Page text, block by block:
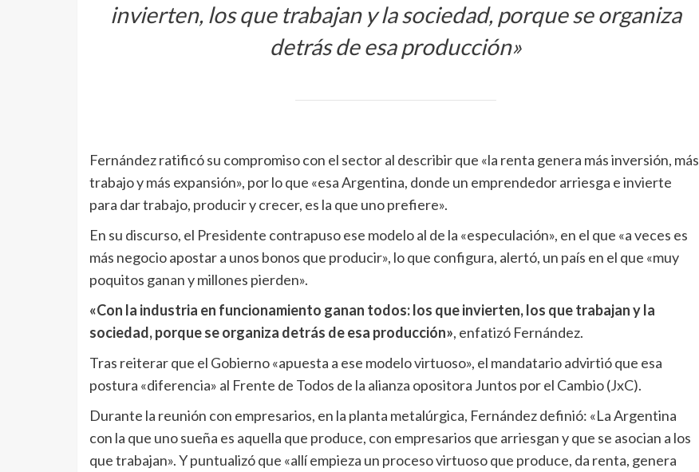
invierten, los que trabajan y la sociedad, porque se organiza
detrás de esa producción»
Fernández ratificó su compromiso con el sector al describir que «la renta genera más inversión, más
trabajo y más expansión», por lo que «esa Argentina, donde un emprendedor arriesga e invierte
para dar trabajo, producir y crecer, es la que uno prefiere».
En su discurso, el Presidente contrapuso ese modelo al de la «especulación», en el que «a veces es
más negocio apostar a unos bonos que producir», lo que configura, alertó, un país en el que «muy
poquitos ganan y millones pierden».
«Con la industria en funcionamiento ganan todos: los que invierten, los que trabajan y la
sociedad, porque se organiza detrás de esa producción», enfatizó Fernández.
Tras reiterar que el Gobierno «apuesta a ese modelo virtuoso», el mandatario advirtió que esa
postura «diferencia» al Frente de Todos de la alianza opositora Juntos por el Cambio (JxC).
Durante la reunión con empresarios, en la planta metalúrgica, Fernández definió: «La Argentina
con la que uno sueña es aquella que produce, con empresarios que arriesgan y que se asocian a los
que trabajan». Y puntualizó que «allí empieza un proceso virtuoso que produce, da renta, genera